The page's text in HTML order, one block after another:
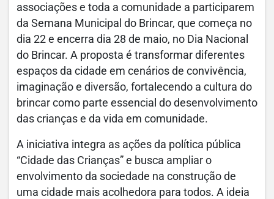
associações e toda a comunidade a participarem
da Semana Municipal do Brincar, que começa no
dia 22 e encerra dia 28 de maio, no Dia Nacional
do Brincar. A proposta é transformar diferentes
espaços da cidade em cenários de convivência,
imaginação e diversão, fortalecendo a cultura do
brincar como parte essencial do desenvolvimento
das crianças e da vida em comunidade.
A iniciativa integra as ações da política pública
“Cidade das Crianças” e busca ampliar o
envolvimento da sociedade na construção de
uma cidade mais acolhedora para todos. A ideia